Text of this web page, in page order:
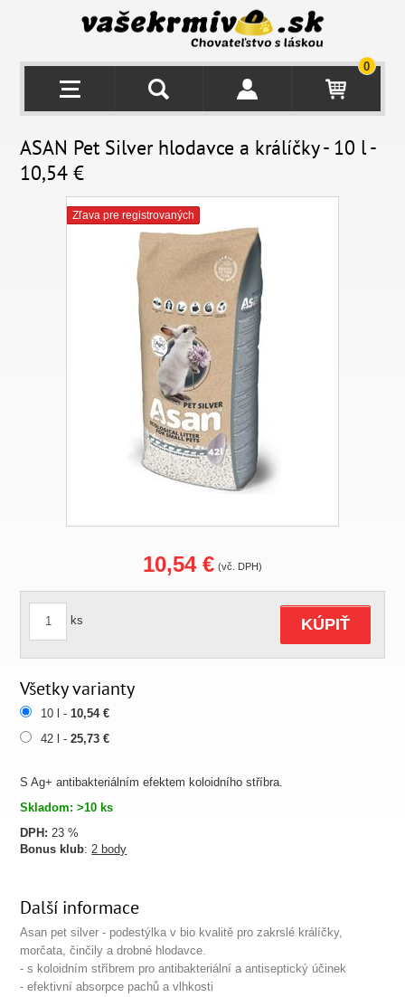
0
ASAN Pet Silver hlodavce a králíčky - 10 l -
10,54 €
Zľava pre registrovaných
S Ag+ antibakteriálním efektem koloidního stříbra.
Skladom: >10 ks
DPH: 23 %
Bonus klub:2 body
10,54 € (vč. DPH)
ks KÚPIŤ
Všetky varianty
10 l -10,54 €
42 l -25,73 €
Další informace
Asan pet silver - podestýlka v bio kvalitě pro zakrslé králíčky,
morčata, činčily a drobné hlodavce.
- s koloidním stříbrem pro antibakteriální a antiseptický účinek
- efektivní absorpce pachů a vlhkosti